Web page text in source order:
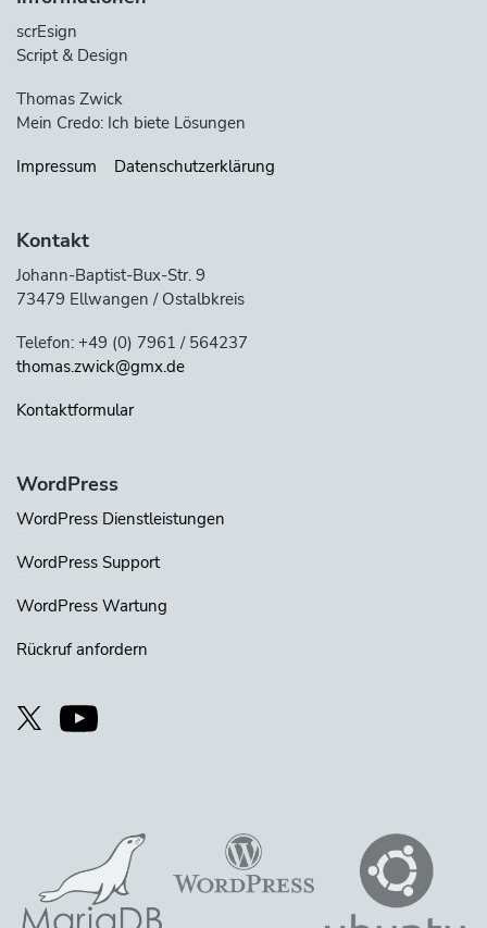
scrEsign
Script & Design
Thomas Zwick
Mein Credo: Ich biete Lösungen
Impressum
Datenschutzerklärung
Kontakt
Johann-Baptist-Bux-Str. 9
73479 Ellwangen / Ostalbkreis
Telefon: +49 (0) 7961 / 564237
thomas.zwick@gmx.de
Kontaktformular
WordPress
WordPress Dienstleistungen
WordPress Support
WordPress Wartung
Rückruf anfordern